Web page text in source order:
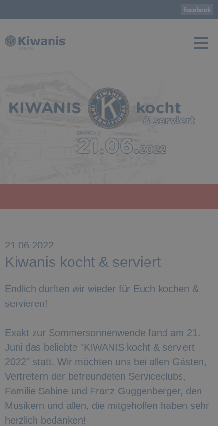
21.06.2022
Kiwanis kocht & serviert
Endlich durften wir wieder für Euch kochen &
servieren!
Exakt zur Sommersonnenwende fand am 21.
Juni das beliebte "KIWANIS kocht & serviert
2022" statt. Wir möchten uns bei allen Gästen,
Vertretern der befreundeten Serviceclubs,
Familie Sabine und Franz Guggenberger, den
Musikern und allen, die mitgeholfen haben sehr
herzlich bedanken!